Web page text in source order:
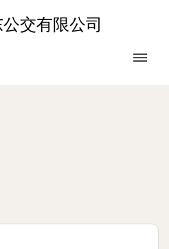
交有限公司